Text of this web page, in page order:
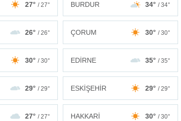
27° / 27° BURDUR 34° / 34°
26° / 26° ÇORUM 30° / 30°
30° / 30° EDİRNE 35° / 35°
29° / 29° ESKİŞEHİR 29° / 29°
27° / 27° HAKKARİ 30° / 30°